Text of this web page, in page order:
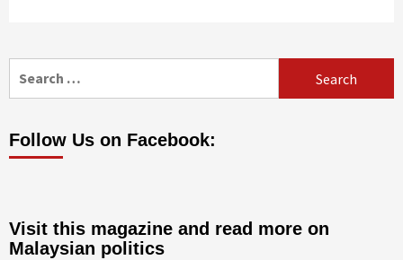
Follow Us on Facebook:
Visit this magazine and read more on
Malaysian politics